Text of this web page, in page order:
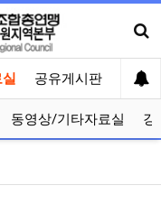
공유게시판 선거
동영상/기타자료실 강